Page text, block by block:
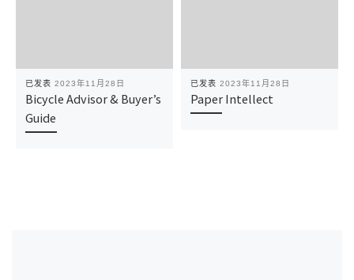
已发表 2023年11月28日
Bicycle Advisor & Buyer’s
Guide
已发表 2023年11月28日
Paper Intellect